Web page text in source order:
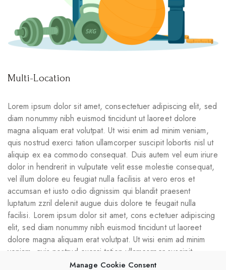
Manage Cookie Consent
Multi-Location
Lorem ipsum dolor sit amet, consectetuer adipiscing elit, sed
diam nonummy nibh euismod tincidunt ut laoreet dolore
magna aliquam erat volutpat. Ut wisi enim ad minim veniam,
quis nostrud exerci tation ullamcorper suscipit lobortis nisl ut
aliquip ex ea commodo consequat. Duis autem vel eum iriure
dolor in hendrerit in vulputate velit esse molestie consequat,
vel illum dolore eu feugiat nulla facilisis at vero eros et
accumsan et iusto odio dignissim qui blandit praesent
luptatum zzril delenit augue duis dolore te feugait nulla
facilisi. Lorem ipsum dolor sit amet, cons ectetuer adipiscing
elit, sed diam nonummy nibh euismod tincidunt ut laoreet
dolore magna aliquam erat volutpat. Ut wisi enim ad minim
veniam, quis nostrud exerci tation ullamcorper suscipit
lobortis nisl ut aliquip ex ea commodo consequat.